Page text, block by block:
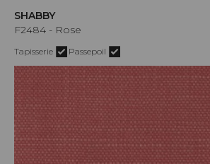
SHABBY
F2484 - Rose
Tapisserie Passepoil